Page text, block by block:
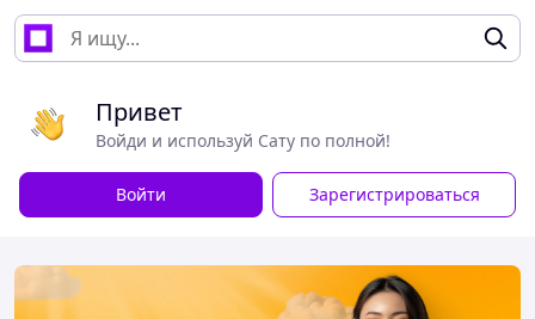
Привет
Войди и используй Сату по полной!
Войти Зарегистрироваться